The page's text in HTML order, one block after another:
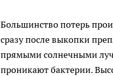
Большинство потерь
сразу после выкопки
прямыми солнечными
проникают бактерии.